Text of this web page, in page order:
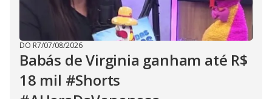
DO R7/07/08/2026
Babás de Virginia ganham até R$
18 mil #Shorts